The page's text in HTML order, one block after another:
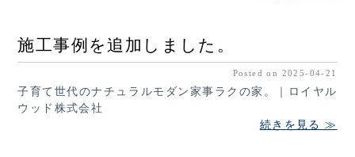
施工事例を追加しました。
Posted on 2025-04-21
子育て世代のナチュラルモダン家事ラクの家。｜ロイヤル
ウッド株式会社
続きを見る ≫